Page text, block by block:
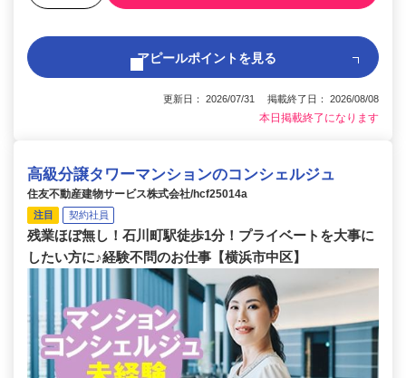
アピールポイントを見る
更新日： 2026/07/31 掲載終了日： 2026/08/08
本日掲載終了になります
高級分譲タワーマンションのコンシェルジュ
住友不動産建物サービス株式会社/hcf25014a
注目 契約社員
残業ほぼ無し！石川町駅徒歩1分！プライベートを大事に
したい方に♪経験不問のお仕事【横浜市中区】